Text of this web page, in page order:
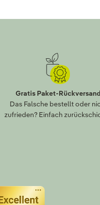
Gratis Paket-Rückversand
Das Falsche bestellt oder
zufrieden? Einfach